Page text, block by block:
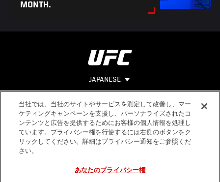
MONTH.
JAPANESE
Footer ヘルプ
法的事項
利用規約
個人情報保
当社では、当社のサイトやサービスを測定して改善し、マー
ケティングキャンペーンを支援し、パーソナライズされたコ
ンテンツと広告を提供するためにお客様の個人情報を処理し
ています。プライバシー権を行使するには右側のボタンをク
リックしてください。詳細はプライバシー通知をご参照くだ
さい。
あなたのプライバシー権